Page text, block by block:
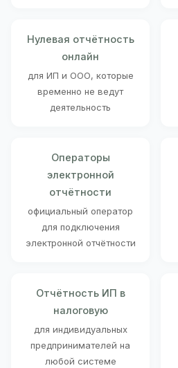
Нулевая отчётность
онлайн
для ИП и ООО, которые
временно не ведут
деятельность
Операторы
электронной
отчётности
официальный оператор
для подключения
электронной отчётности
Отчётность ИП в
налоговую
для индивидуальных
предпринимателей на
любой системе